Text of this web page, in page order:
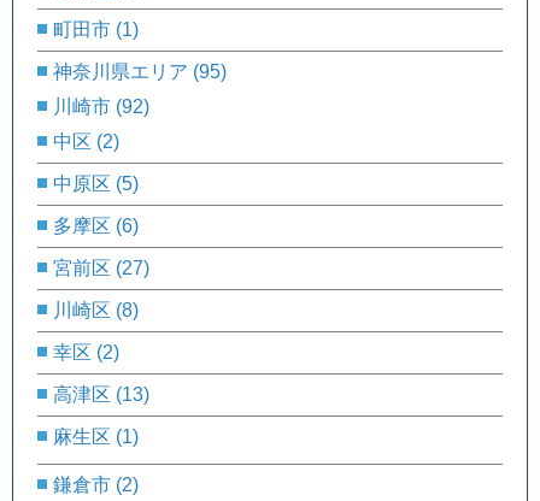
町田市 (1)
神奈川県エリア (95)
川崎市 (92)
中区 (2)
中原区 (5)
多摩区 (6)
宮前区 (27)
川崎区 (8)
幸区 (2)
高津区 (13)
麻生区 (1)
鎌倉市 (2)